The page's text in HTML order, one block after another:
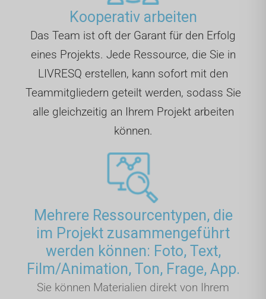
Kooperativ arbeiten
Das Team ist oft der Garant für den Erfolg
eines Projekts. Jede Ressource, die Sie in
LIVRESQ erstellen, kann sofort mit den
Teammitgliedern geteilt werden, sodass Sie
alle gleichzeitig an Ihrem Projekt arbeiten
können.
Mehrere Ressourcentypen, die
im Projekt zusammengeführt
werden können: Foto, Text,
Film/Animation, Ton, Frage, App.
Sie können Materialien direkt von Ihrem